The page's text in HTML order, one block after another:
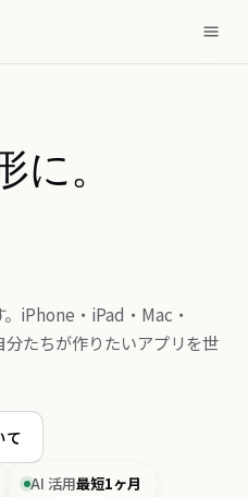
。
iPhone・iPad・Mac・
たちが作りたいアプリを世
て
AI 活用最短1ヶ月